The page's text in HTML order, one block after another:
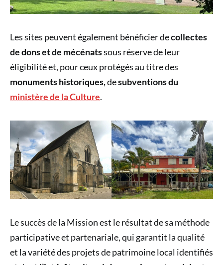
Les sites peuvent également bénéficier decollectes
de dons et de mécénatssous réserve de leur
éligibilité et, pour ceux protégés au titre des
monuments historiques,desubventions du
ministère de la Culture.
Le succès de la Mission est le résultat de sa méthode
participative et partenariale, qui garantit la qualité
et la variété des projets de patrimoine local identifiés